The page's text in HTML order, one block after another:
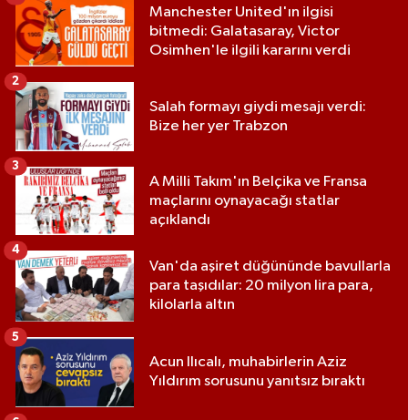
Manchester United'ın ilgisi
bitmedi: Galatasaray, Victor
Osimhen'le ilgili kararını verdi
Salah formayı giydi mesajı verdi:
Bize her yer Trabzon
2
A Milli Takım'ın Belçika ve Fransa
maçlarını oynayacağı statlar
açıklandı
3
Van'da aşiret düğününde bavullarla
para taşıdılar: 20 milyon lira para,
kilolarla altın
4
Acun Ilıcalı, muhabirlerin Aziz
Yıldırım sorusunu yanıtsız bıraktı
5